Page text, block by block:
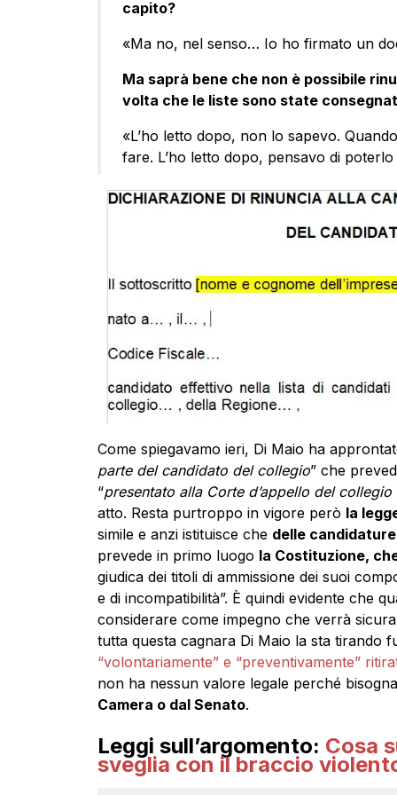
capito?
«Ma no, nel senso… Io ho firmato un
Ma saprà bene che non è possibile
volta che le liste sono state
«L’ho letto dopo, non lo sapevo.
fare. L’ho letto dopo, pensavo di
Come spiegavamo ieri, Di Maio ha
parte del candidato del collegio” che
“presentato alla Corte d’appello del
atto. Resta purtroppo in vigore però la
simile e anzi istituisce che delle
prevede in primo luogo la Costituzione,
giudica dei titoli di ammissione dei suoi
e di incompatibilità”. È quindi evidente che
considerare come impegno che verrà
tutta questa cagnara Di Maio la sta tirando
“volontariamente” e “preventivamente”
non ha nessun valore legale perché
Camera o dal Senato.
Leggi sull’argomento: Cosa
sveglia con il braccio